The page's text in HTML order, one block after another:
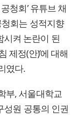
청회’ 유튜브 채
회는 성적지향
시켜 논란이 된
제정(안)’에 대해
였다.
부, 서울대학교
성원 공통의 인권